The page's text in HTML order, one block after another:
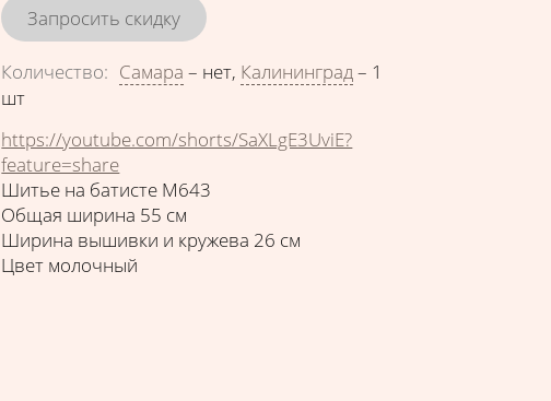
Запросить скидку
Количество: Самара – нет, Калининград– 1
шт
https://youtube.com/shorts/SaXLgE3UviE?
feature=share
Шитье на батисте М643
Общая ширина 55 см
Ширина вышивки и кружева 26 см
Цвет молочный